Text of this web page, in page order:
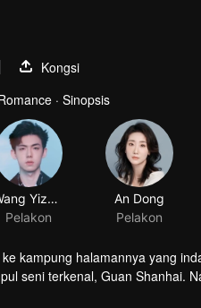
Kongsi
· Sinopsis
Wang Yizhou
Pelakon
An Dong
Pelakon
kampung halamannya yang
seni terkenal, Guan Shanhai.
telah diperdaya ke
dirinya umpan